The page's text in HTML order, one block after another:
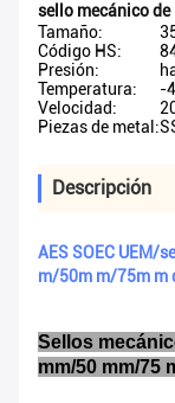
sello mecánico
Tamaño:
Código HS:
Presión:
Temperatura:
-
Velocidad:
Piezas de metal:
Descripción
AES SOEC UEM/
m/50m m/75m m
Sellos
mm/50 mm/75